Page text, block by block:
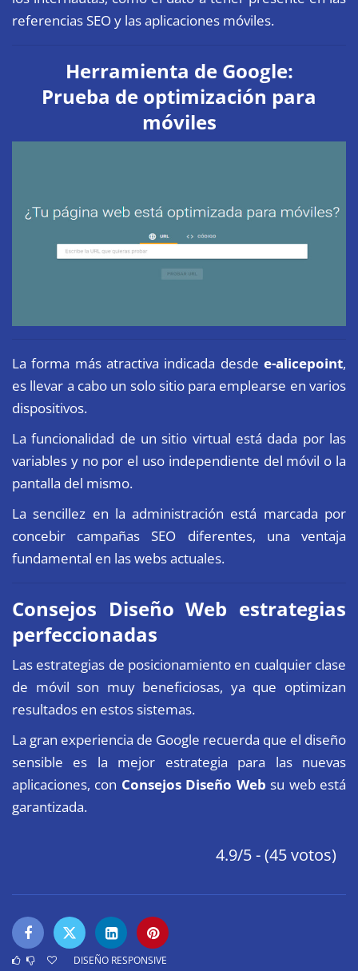
referencias SEO y las aplicaciones móviles.
Herramienta de Google:
Prueba de optimización para
móviles
La forma más atractiva indicada desde e-alicepoint,
es llevar a cabo un solo sitio para emplearse en varios
dispositivos.
La funcionalidad de un sitio virtual está dada por las
variables y no por el uso independiente del móvil o la
pantalla del mismo.
La sencillez en la administración está marcada por
concebir campañas SEO diferentes, una ventaja
fundamental en las webs actuales.
Consejos Diseño Web estrategias
perfeccionadas
Las estrategias de posicionamiento en cualquier clase
de móvil son muy beneficiosas, ya que optimizan
resultados en estos sistemas.
La gran experiencia de Google recuerda que el diseño
sensible es la mejor estrategia para las nuevas
aplicaciones, con Consejos Diseño Websu web está
garantizada.
4.9/5 - (45 votos)
DISEÑO RESPONSIVE